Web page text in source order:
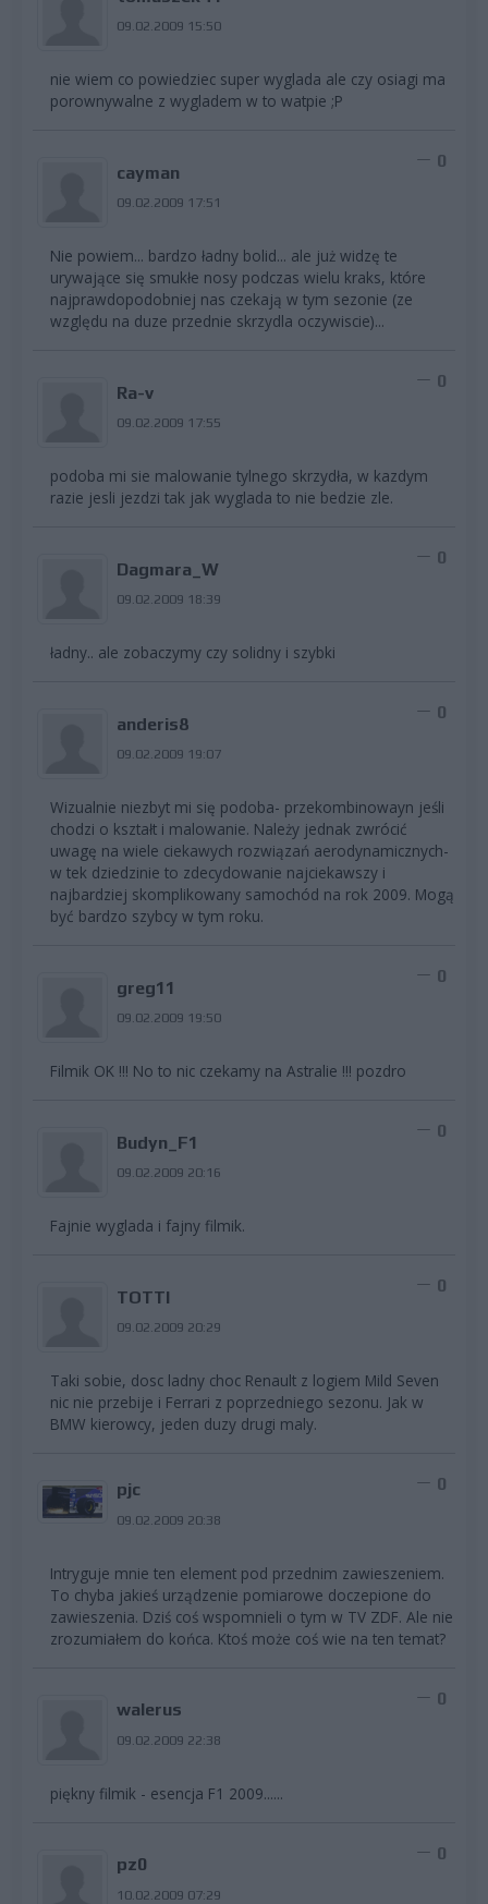
09.02.2009 15:50
nie wiem co powiedziec super wyglada ale czy osiagi ma
porownywalne z wygladem w to watpie ;P
cayman
09.02.2009 17:51
0
Nie powiem... bardzo ładny bolid... ale już widzę te
urywające się smukłe nosy podczas wielu kraks, które
najprawdopodobniej nas czekają w tym sezonie (ze
względu na duze przednie skrzydla oczywiscie)...
Ra-v
09.02.2009 17:55
0
podoba mi sie malowanie tylnego skrzydła, w kazdym
razie jesli jezdzi tak jak wyglada to nie bedzie zle.
Dagmara_W
09.02.2009 18:39
0
ładny.. ale zobaczymy czy solidny i szybki
anderis8
09.02.2009 19:07
0
Wizualnie niezbyt mi się podoba- przekombinowayn jeśli
chodzi o kształt i malowanie. Należy jednak zwrócić
uwagę na wiele ciekawych rozwiązań aerodynamicznych-
w tek dziedzinie to zdecydowanie najciekawszy i
najbardziej skomplikowany samochód na rok 2009. Mogą
być bardzo szybcy w tym roku.
greg11
09.02.2009 19:50
0
Filmik OK !!! No to nic czekamy na Astralie !!! pozdro
Budyn_F1
09.02.2009 20:16
0
Fajnie wyglada i fajny filmik.
TOTTI
09.02.2009 20:29
0
Taki sobie, dosc ladny choc Renault z logiem Mild Seven
nic nie przebije i Ferrari z poprzedniego sezonu. Jak w
BMW kierowcy, jeden duzy drugi maly.
pjc
09.02.2009 20:38
0
Intryguje mnie ten element pod przednim zawieszeniem.
To chyba jakieś urządzenie pomiarowe doczepione do
zawieszenia. Dziś coś wspomnieli o tym w TV ZDF. Ale nie
zrozumiałem do końca. Ktoś może coś wie na ten temat?
walerus
09.02.2009 22:38
0
piękny filmik - esencja F1 2009......
pz0
10.02.2009 07:29
0